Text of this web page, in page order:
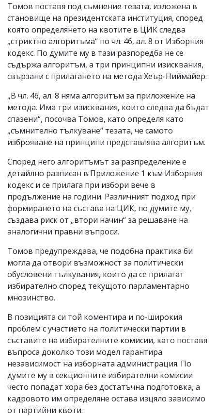
Томов поставя под съмнение тезата, изложена в
становище на президентската институция, според
която определянето на квотите в ЦИК следва
„стриктно алгоритъма“ по чл. 46, ал. 8 от Изборния
кодекс. По думите му в тази разпоредба не се
съдържа алгоритъм, а три принципни изисквания,
свързани с прилагането на метода Хеър-Ниймайер.
„В чл. 46, ал. 8 няма алгоритъм за приложение на
метода. Има три изисквания, които следва да бъдат
спазени“, посочва Томов, като определя като
„съмнително тълкуване“ тезата, че самото
изброяване на принципи представлява алгоритъм.
Според него алгоритъмът за разпределение е
детайлно разписан в Приложение 1 към Изборния
кодекс и се прилага при избори вече в
продължение на години. Различният подход при
формирането на състава на ЦИК, по думите му,
създава риск от „втори начин“ за решаване на
аналогични правни въпроси.
Томов предупреждава, че подобна практика би
могла да отвори възможност за политически
обусловени тълкувания, които да се прилагат
избирателно според текущото парламентарно
мнозинство.
В позицията си той коментира и по-широкия
проблем с участието на политически партии в
съставите на избирателните комисии, като поставя
въпроса доколко този модел гарантира
независимост на изборната администрация. По
думите му в секционните избирателни комисии
често попадат хора без достатъчна подготовка, а
кадровото им определяне остава изцяло зависимо
от партийни квоти.